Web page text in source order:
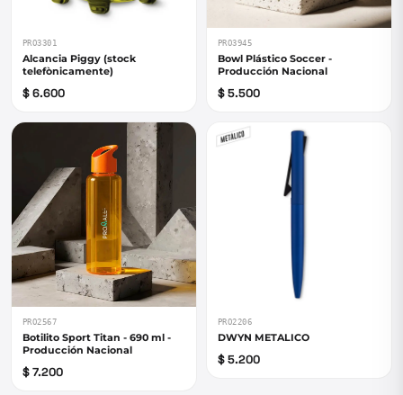
PRO3301
Alcancia Piggy (stock
telefònicamente)
$ 6.600
PRO3945
Bowl Plástico Soccer -
Producción Nacional
$ 5.500
PRO2567
Botilito Sport Titan - 690 ml -
Producción Nacional
$ 7.200
PRO2206
DWYN METALICO
$ 5.200